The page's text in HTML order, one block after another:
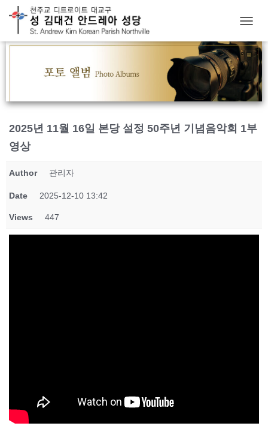
O
G
G
E
N
A
I
2025년 11월 16일 본당 설정 50주년 기념음악회 1부
영상
Author 관리자
Date 2025-12-10 13:42
Views 447